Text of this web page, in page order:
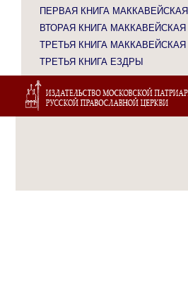
ПЕРВАЯ КНИГА МАККАВЕЙСКАЯ
ВТОРАЯ КНИГА МАККАВЕЙСКАЯ
ТРЕТЬЯ КНИГА МАККАВЕЙСКАЯ
ТРЕТЬЯ КНИГА ЕЗДРЫ